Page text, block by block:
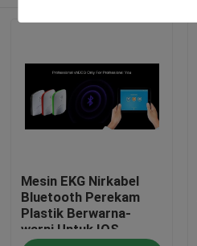
Mesin EKG Nirkabel
Bluetooth Perekam
Plastik Berwarna-
warni Untuk IOS